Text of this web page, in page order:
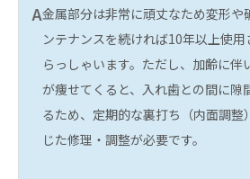
A金属部分は非常に頑丈なため変形や
ンテナンスを続ければ10年以上使
らっしゃいます。ただし、加齢に伴
が痩せてくると、入れ歯との間に隙
るため、定期的な裏打ち（内面調整
じた修理・調整が必要です。